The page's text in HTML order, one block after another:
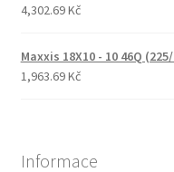
4,302.69 Kč
Maxxis 18X10 - 10 46Q
1,963.69 Kč
Informace